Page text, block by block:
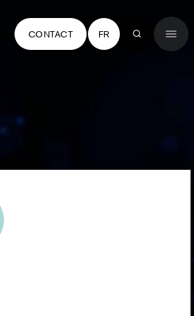
CONTACT FR